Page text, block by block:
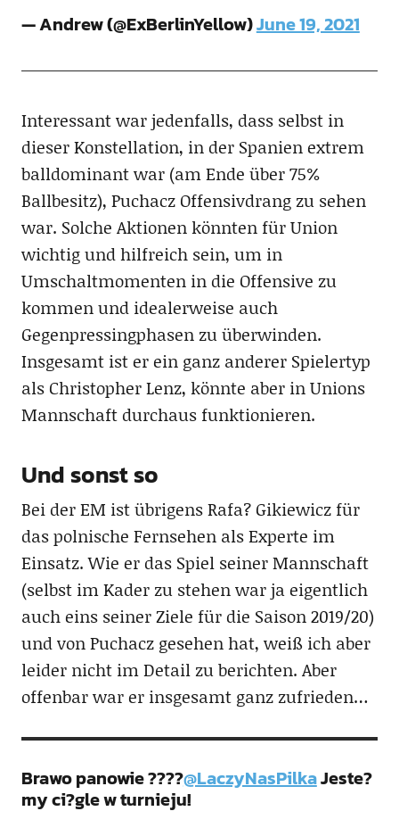
— Andrew (@ExBerlinYellow)June 19, 2021
Interessant war jedenfalls, dass selbst in
dieser Konstellation, in der Spanien extrem
balldominant war (am Ende über 75%
Ballbesitz), Puchacz Offensivdrang zu sehen
war. Solche Aktionen könnten für Union
wichtig und hilfreich sein, um in
Umschaltmomenten in die Offensive zu
kommen und idealerweise auch
Gegenpressingphasen zu überwinden.
Insgesamt ist er ein ganz anderer Spielertyp
als Christopher Lenz, könnte aber in Unions
Mannschaft durchaus funktionieren.
Und sonst so
Bei der EM ist übrigens Rafa? Gikiewicz für
das polnische Fernsehen als Experte im
Einsatz. Wie er das Spiel seiner Mannschaft
(selbst im Kader zu stehen war ja eigentlich
auch eins seiner Ziele für die Saison 2019/20)
und von Puchacz gesehen hat, weiß ich aber
leider nicht im Detail zu berichten. Aber
offenbar war er insgesamt ganz zufrieden…
Brawo panowie ????@LaczyNasPilkaJeste?
my ci?gle w turnieju!